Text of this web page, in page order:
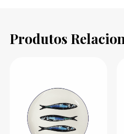
Produtos